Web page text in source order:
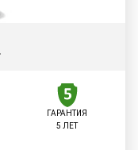
ГАРАНТИЯ
5 ЛЕТ